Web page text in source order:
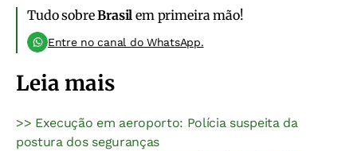
Tudo sobreBrasil em primeira mão!
Entre no canal do WhatsApp.
Leia mais
>> Execução em aeroporto: Polícia suspeita da
postura dos seguranças